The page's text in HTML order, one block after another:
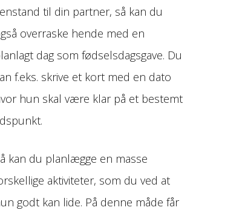
til din partner, så kan du
overraske hende med en
dag som fødselsdagsgave. Du
f.eks. skrive et kort med en dato
hun skal være klar på et bestemt
kan du planlægge en masse
aktiviteter, som du ved at
godt kan lide. På denne måde får